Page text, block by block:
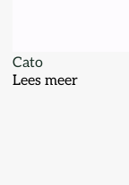
Cato
Lees meer